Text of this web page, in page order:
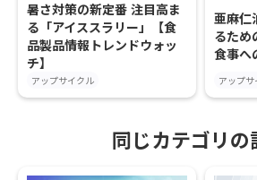
暑さ対策の新定番 注目高ま
る「アイススラリー」【食
品製品情報トレンドウォッ
チ】
アップサイクル
亜麻仁
るため
食事へ
アップサ
同じカテゴリの